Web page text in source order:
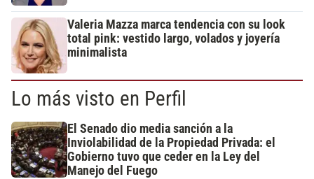
Valeria Mazza marca tendencia con su look
total pink: vestido largo, volados y joyería
minimalista
Lo más visto en Perfil
El Senado dio media sanción a la
Inviolabilidad de la Propiedad Privada: el
Gobierno tuvo que ceder en la Ley del
Manejo del Fuego